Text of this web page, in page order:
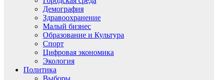
Демография
Здравоохранение
Малый бизнес
Образование и Культура
Спорт
Цифровая экономика
Экология
Политика
Выборы